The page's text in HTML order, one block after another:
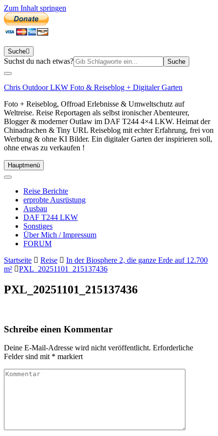
Zum Inhalt springen
Suche
Suchen
Suchst du nach etwas?
Chris Outdoor LKW Foto & Reiseblog + Digitaler Garten
Foto + Reiseblog, Offroad Erlebnisse & Umweltschutz auf
Weltreise. Reise Reportagen als selbst ironischer Abenteurer,
Blogger & moderner Outlaw im DAF T244 4×4 LKW. Heimat der
Chinadrachen & Tiny URL Reiseblog mit echter Erfahrung, frei von
Werbung & ohne KI Bilder. Ein digitaler Garten der inspirieren soll,
ohne etwas zu verkaufen !
Hauptmenü
Reise Berichte
erprobte Ausrüstung
Ausbau
DAF T244 LKW
Sonstiges
Über Mich / Impressum
FORUM
Startseite
Reise
In der Biosphere 2, die ganze Erde auf 12.700
m²
PXL_20251101_215137436
PXL_20251101_215137436
Schreibe einen Kommentar
Deine E-Mail-Adresse wird nicht veröffentlicht. Erforderliche
Felder sind mit * markiert
Kommentar